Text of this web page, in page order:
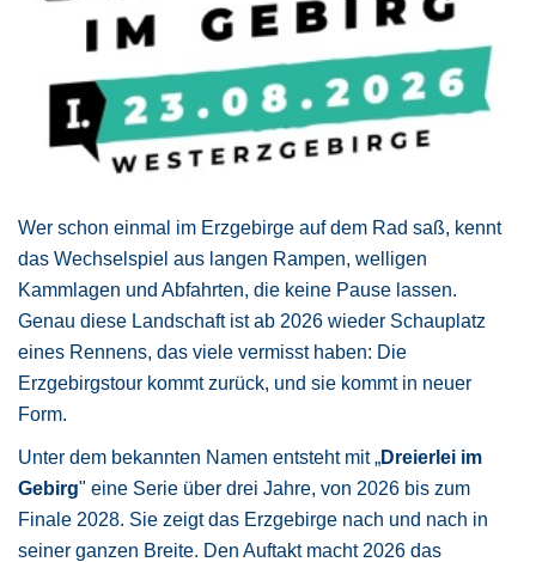
Wer schon einmal im Erzgebirge auf dem Rad saß, kennt
das Wechselspiel aus langen Rampen, welligen
Kammlagen und Abfahrten, die keine Pause lassen.
Genau diese Landschaft ist ab 2026 wieder Schauplatz
eines Rennens, das viele vermisst haben: Die
Erzgebirgstour kommt zurück, und sie kommt in neuer
Form.
Unter dem bekannten Namen entsteht mit „Dreierlei im
Gebirg" eine Serie über drei Jahre, von 2026 bis zum
Finale 2028. Sie zeigt das Erzgebirge nach und nach in
seiner ganzen Breite. Den Auftakt macht 2026 das